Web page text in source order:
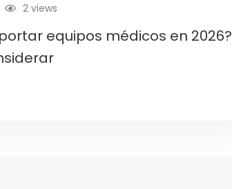
2 views
equipos médicos en 2026?